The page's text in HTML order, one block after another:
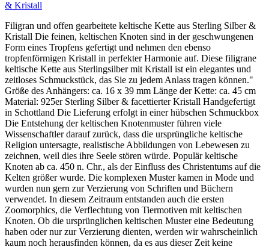
& Kristall
Filigran und offen gearbeitete keltische Kette aus Sterling Silber &
Kristall Die feinen, keltischen Knoten sind in der geschwungenen
Form eines Tropfens gefertigt und nehmen den ebenso
tropfenförmigen Kristall in perfekter Harmonie auf. Diese filigrane
keltische Kette aus Sterlingsilber mit Kristall ist ein elegantes und
zeitloses Schmuckstück, das Sie zu jedem Anlass tragen können."
Größe des Anhängers: ca. 16 x 39 mm Länge der Kette: ca. 45 cm
Material: 925er Sterling Silber & facettierter Kristall Handgefertigt
in Schottland Die Lieferung erfolgt in einer hübschen Schmuckbox
Die Entstehung der keltischen Knotenmuster führen viele
Wissenschaftler darauf zurück, dass die ursprüngliche keltische
Religion untersagte, realistische Abbildungen von Lebewesen zu
zeichnen, weil dies ihre Seele stören würde. Populär keltische
Knoten ab ca. 450 n. Chr., als der Einfluss des Christentums auf die
Kelten größer wurde. Die komplexen Muster kamen in Mode und
wurden nun gern zur Verzierung von Schriften und Büchern
verwendet. In diesem Zeitraum entstanden auch die ersten
Zoomorphics, die Verflechtung von Tiermotiven mit keltischen
Knoten. Ob die ursprünglichen keltischen Muster eine Bedeutung
haben oder nur zur Verzierung dienten, werden wir wahrscheinlich
kaum noch herausfinden können, da es aus dieser Zeit keine